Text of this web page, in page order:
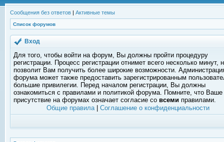
Сообщения без ответов | Активные темы
Список форумов
Вход
Для того, чтобы войти на форум, Вы должны пройти процедуру
регистрации. Процесс регистрации отнимет всего несколько минут,
позволит Вам получить более широкие возможности.
форума может также предоставить зарегистрированным
большие привилегии. Перед началом регистрации, Вы должны
ознакомиться с правилами и политикой форума. Помните, что Ваше
присутствие на форумах означает согласие со всеми правилами.
Общие правила| Соглашение о конфиденциальности